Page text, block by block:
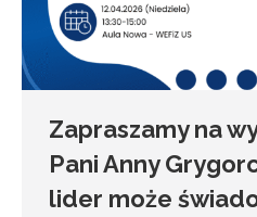
Zapraszamy na
Pani Anny
lider może